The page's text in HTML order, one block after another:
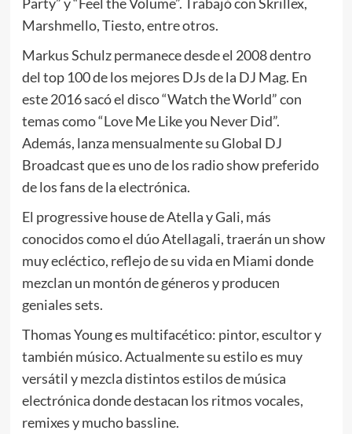
Marshmello, Tiesto, entre otros.
Markus Schulz permanece desde el 2008 dentro
del top 100 de los mejores DJs de la DJ Mag. En
este 2016 sacó el disco “Watch the World” con
temas como “Love Me Like you Never Did”.
Además, lanza mensualmente su Global DJ
Broadcast que es uno de los radio show preferido
de los fans de la electrónica.
El progressive house de Atella y Gali, más
conocidos como el dúo Atellagali, traerán un show
muy ecléctico, reflejo de su vida en Miami donde
mezclan un montón de géneros y producen
geniales sets.
Thomas Young es multifacético: pintor, escultor y
también músico. Actualmente su estilo es muy
versátil y mezcla distintos estilos de música
electrónica donde destacan los ritmos vocales,
remixes y mucho bassline.